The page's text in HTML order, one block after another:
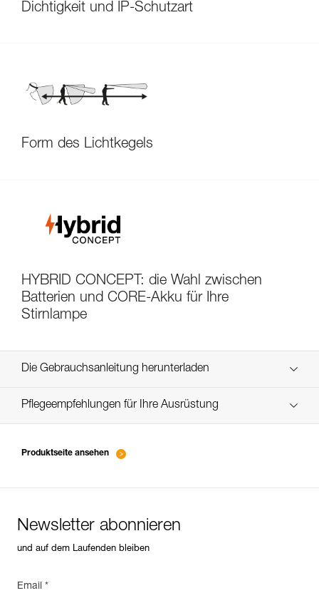
Dichtigkeit und IP-Schutzart
Form des Lichtkegels
HYBRID CONCEPT: die Wahl zwischen
Batterien und CORE-Akku für Ihre
Stirnlampe
Die Gebrauchsanleitung herunterladen
Technical Notice
Pflegeempfehlungen für Ihre Ausrüstung
Produktseite ansehen
Newsletter abonnieren
und auf dem Laufenden bleiben
Email *